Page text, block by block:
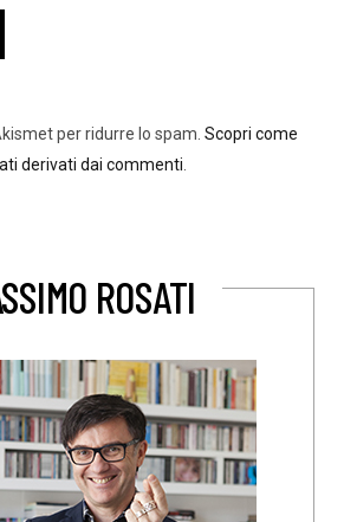
per ridurre lo spam. Scopri come
derivati dai commenti
ROSATI